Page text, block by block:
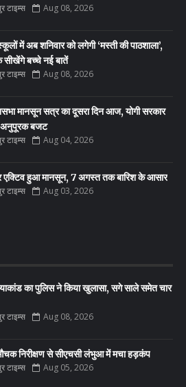
टाइम्स Aug 08, 2026
में अब शनिवार को लगेगी ‘मस्ती की पाठशाला’,
सीखेंगे बच्चे नई बातें
टाइम्स Aug 08, 2026
मानसून सत्र का दूसरा दिन आज, योगी सरकार
अनुपूरक बजट
टाइम्स Aug 04, 2026
एक्टिव हुआ मानसून, 7 अगस्त तक बारिश के आसार
टाइम्स Aug 03, 2026
का पुलिस ने किया खुलासा, सगे साले समेत चार
टाइम्स Aug 08, 2026
निरीक्षण से सीएचसी लंभुआ में मचा हड़कंप
टाइम्स Aug 05, 2026